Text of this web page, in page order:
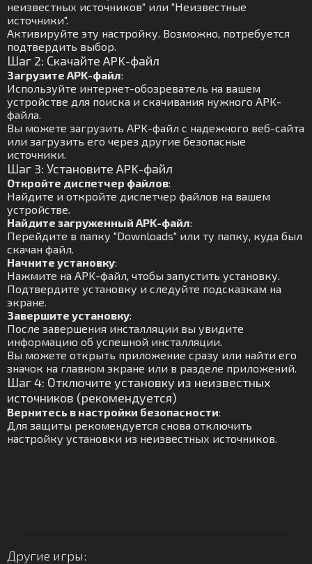
неизвестных источников" или "Неизвестные
источники".
Активируйте эту настройку. Возможно, потребуется
подтвердить выбор.
Шаг 2: Скачайте APK-файл
Загрузите APK-файл:
Используйте интернет-обозреватель на вашем
устройстве для поиска и скачивания нужного APK-
файла.
Вы можете загрузить APK-файл с надежного веб-сайта
или загрузить его через другие безопасные
источники.
Шаг 3: Установите APK-файл
Откройте диспетчер файлов:
Найдите и откройте диспетчер файлов на вашем
устройстве.
Найдите загруженный APK-файл:
Перейдите в папку "Downloads" или ту папку, куда был
скачан файл.
Начните установку:
Нажмите на APK-файл, чтобы запустить установку.
Подтвердите установку и следуйте подсказкам на
экране.
Завершите установку:
После завершения инсталляции вы увидите
информацию об успешной инсталляции.
Вы можете открыть приложение сразу или найти его
значок на главном экране или в разделе приложений.
Шаг 4: Отключите установку из неизвестных
источников (рекомендуется)
Вернитесь в настройки безопасности:
Для защиты рекомендуется снова отключить
настройку установки из неизвестных источников.
Другие игры: